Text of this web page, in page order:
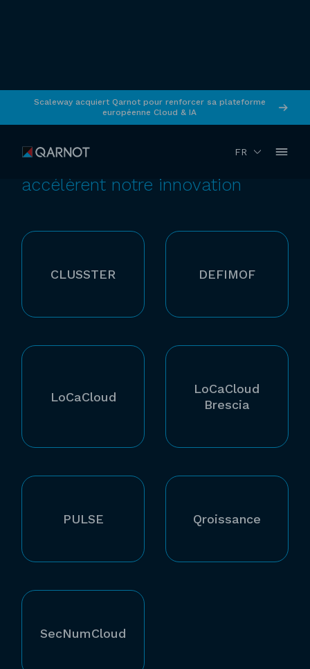
Scaleway acquiert Qarnot pour renforcer sa plateforme
européenne Cloud & IA
FR
Comment les soutiens publics
accélèrent notre innovation
CLUSSTER DEFIMOF
LoCaCloud
LoCaCloud
Brescia
PULSE Qroissance
SecNumCloud